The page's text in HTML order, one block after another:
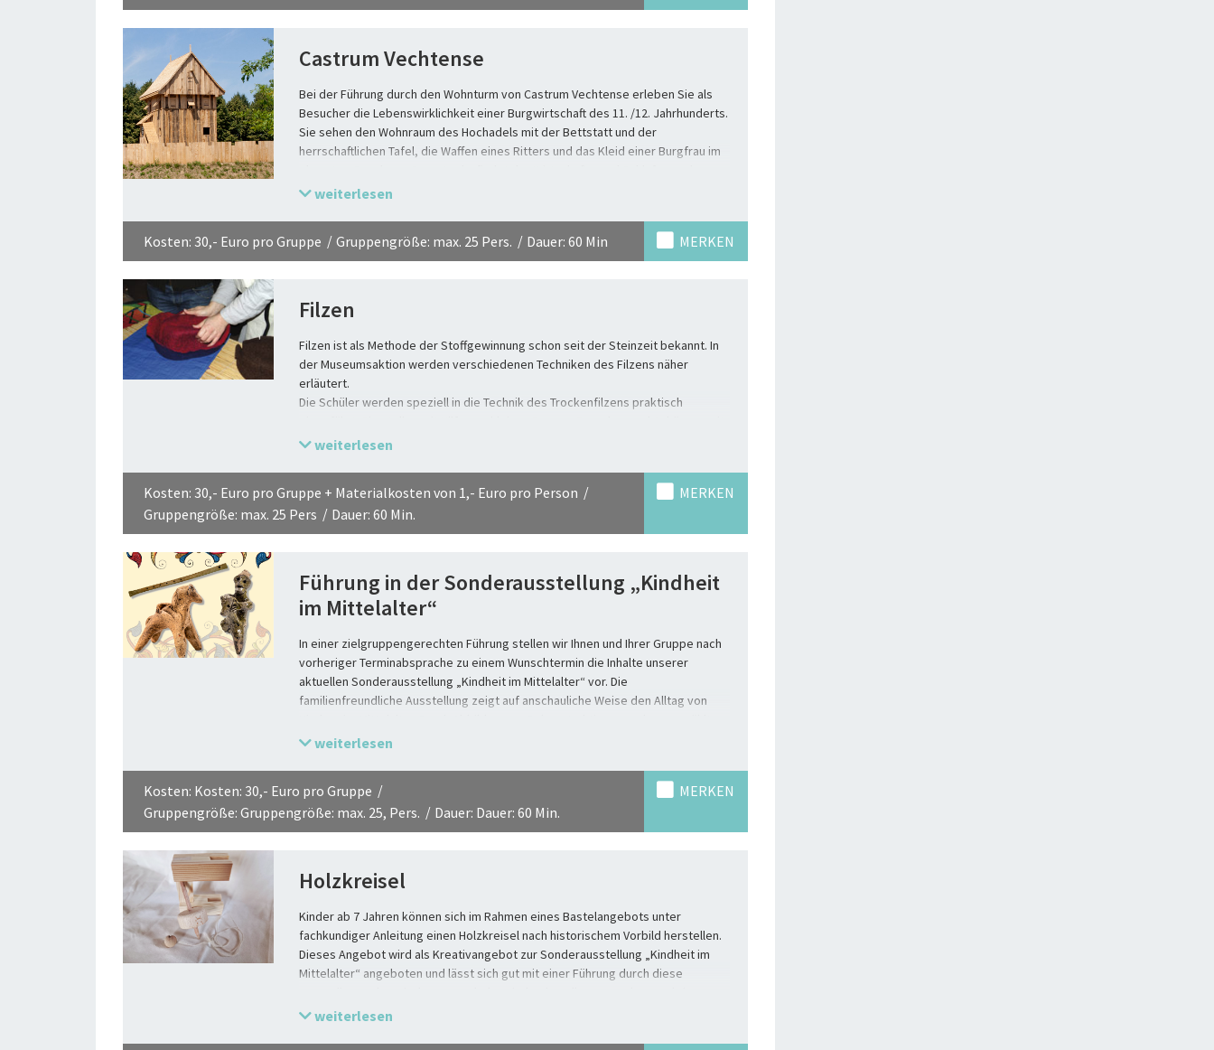
Castrum Vechtense
Bei der Führung durch den Wohnturm von Castrum Vechtense erleben Sie als
Besucher die Lebenswirklichkeit einer Burgwirtschaft des 11. /12. Jahrhunderts.
Sie sehen den Wohnraum des Hochadels mit der Bettstatt und der
herrschaftlichen Tafel, die Waffen eines Ritters und das Kleid einer Burgfrau im
Gesindes, wo das Essen für die Tafelrunde zubereitet, Wolle gefärbt und Garn
empfindlichen Lebensmittel.
Ganz nebenbei erfahren Sie, wann die Burg Vechta durch wen gebaut wurde
Lassen Sie sich von der bunten mittelalterlichen Welt faszinieren. Sie werden
sie ganz neu kennenlernen.
weiterlesen
Kosten: 30,- Euro pro Gruppe Gruppengröße: max. 25 Pers. Dauer: 60 Min MERKEN
Filzen
Filzen ist als Methode der Stoffgewinnung schon seit der Steinzeit bekannt. In
der Museumsaktion werden verschiedenen Techniken des Filzens näher
erläutert.
Die Schüler werden speziell in die Technik des Trockenfilzens praktisch
Lederhalsband her.
weiterlesen
Kosten: 30,- Euro pro Gruppe + Materialkosten von 1,- Euro pro Person
Gruppengröße: max. 25 Pers
Dauer: 60 Min.
MERKEN
Führung in der Sonderausstellung „Kindheit
im Mittelalter“
In einer zielgruppengerechten Führung stellen wir Ihnen und Ihrer Gruppe nach
vorheriger Terminabsprache zu einem Wunschtermin die Inhalte unserer
aktuellen Sonderausstellung „Kindheit im Mittelalter“ vor. Die
familienfreundliche Ausstellung zeigt auf anschauliche Weise den Alltag von
Objekte entsteht ein lebendiges Bild. Wie unterschiedlich prägte die Herkunft
Spielzeug kommt uns unerwartet bekannt vor?
Lange ging die Forschung davon aus, im Mittelalter habe es kaum eine
Vorstellung von Kindheit gegeben und Kinder seien wie kleine Erwachsene
behandelt worden. Neue Erkenntnisse eröffnen in dieser von der
Verständnis vom „Kindsein“ im Mittelalter.
weiterlesen
Kosten: Kosten: 30,- Euro pro Gruppe
Gruppengröße: Gruppengröße: max. 25, Pers.
Dauer: Dauer: 60 Min.
MERKEN
Holzkreisel
Kinder ab 7 Jahren können sich im Rahmen eines Bastelangebots unter
fachkundiger Anleitung einen Holzkreisel nach historischem Vorbild herstellen.
Dieses Angebot wird als Kreativangebot zur Sonderausstellung „Kindheit im
Mittelalter“ angeboten und lässt sich gut mit einer Führung durch diese
„Castrum Vechtense“ kombinieren.
weiterlesen